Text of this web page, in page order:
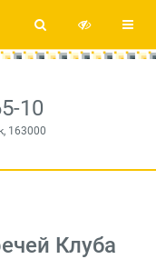
10
163000
Клуба